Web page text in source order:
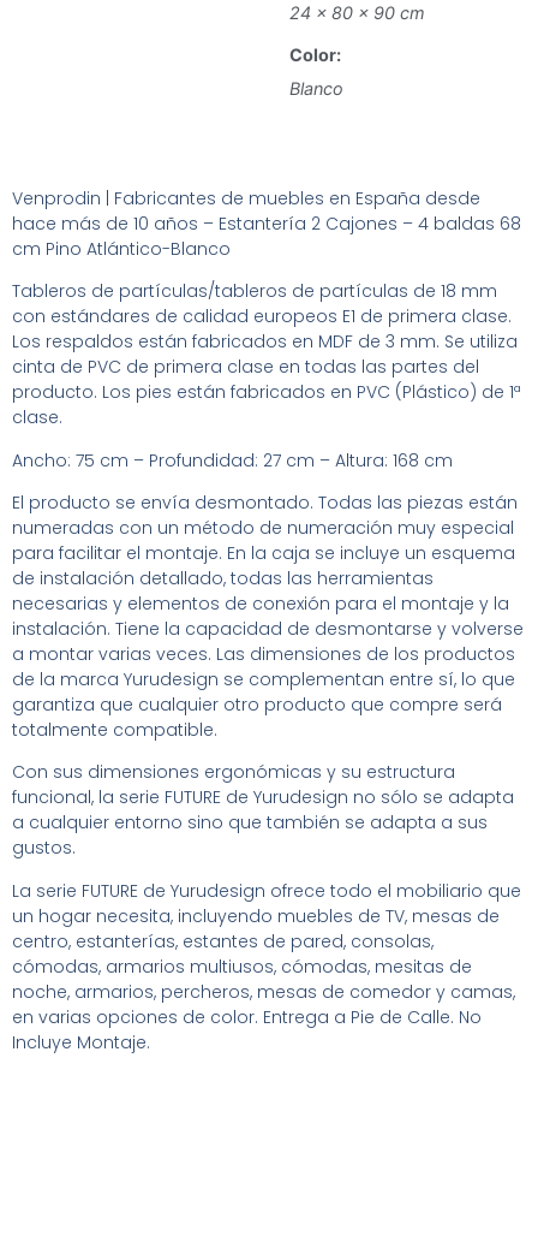
24 × 80 × 90 cm
Color:
Blanco
Venprodin | Fabricantes de muebles en España desde
hace más de 10 años – Estantería 2 Cajones – 4 baldas 68
cm Pino Atlántico-Blanco
Tableros de partículas/tableros de partículas de 18 mm
con estándares de calidad europeos E1 de primera clase.
Los respaldos están fabricados en MDF de 3 mm. Se utiliza
cinta de PVC de primera clase en todas las partes del
producto. Los pies están fabricados en PVC (Plástico) de 1ª
clase.
Ancho: 75 cm – Profundidad: 27 cm – Altura: 168 cm
El producto se envía desmontado. Todas las piezas están
numeradas con un método de numeración muy especial
para facilitar el montaje. En la caja se incluye un esquema
de instalación detallado, todas las herramientas
necesarias y elementos de conexión para el montaje y la
instalación. Tiene la capacidad de desmontarse y volverse
a montar varias veces. Las dimensiones de los productos
de la marca Yurudesign se complementan entre sí, lo que
garantiza que cualquier otro producto que compre será
totalmente compatible.
Con sus dimensiones ergonómicas y su estructura
funcional, la serie FUTURE de Yurudesign no sólo se adapta
a cualquier entorno sino que también se adapta a sus
gustos.
La serie FUTURE de Yurudesign ofrece todo el mobiliario que
un hogar necesita, incluyendo muebles de TV, mesas de
centro, estanterías, estantes de pared, consolas,
cómodas, armarios multiusos, cómodas, mesitas de
noche, armarios, percheros, mesas de comedor y camas,
en varias opciones de color. Entrega a Pie de Calle. No
Incluye Montaje.